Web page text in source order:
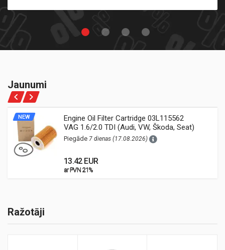
Jaunumi
NEW
Engine Oil Filter Cartridge 03L115562
VAG 1.6/2.0 TDI (Audi, VW, Škoda, Seat)
Piegāde 7 dienas (17.08.2026)
13.42 EUR
ar PVN 21%
ar PVN 21%
Ražotāji